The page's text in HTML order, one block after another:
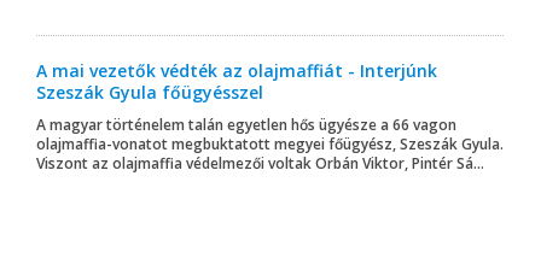
A mai vezetők védték az olajmaffiát - Interjúnk
Szeszák Gyula főügyésszel
A magyar történelem talán egyetlen hős ügyésze a 66 vagon
olajmaffia-vonatot megbuktatott megyei főügyész, Szeszák Gyula.
Viszont az olajmaffia védelmezői voltak Orbán Viktor, Pintér Sá...